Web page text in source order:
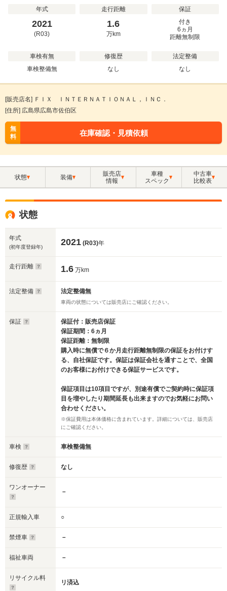
年式
2021
(R03)
走行距離
1.6
万km
保証
付き
6ヵ月
距離無制限
車検有無
車検整備無
修復歴
なし
法定整備
なし
[販売店名] ＦＩＸ ＩＮＴＥＲＮＡＴＩＯＮＡＬ，ＩＮＣ．
[住所] 広島県広島市佐伯区
無
料
在庫確認・見積依頼
状態 装備
販売店
情報
車種
スペック
中古車
比較表
状態
年式
(初年度登録年) 2021 (R03)年
走行距離 1.6 万km
法定整備 法定整備無
車両の状態については販売店にご確認ください。
保証
保証付：販売店保証
保証期間：6ヵ月
保証距離：無制限
購入時に無償で６か月走行距離無制限の保証をお付けす
る、自社保証です。保証は保証会社を通すことで、全国
のお客様にお付けできる保証サービスです。
保証項目は10項目ですが、別途有償でご契約時に保証項
目を増やしたり期間延長も出来ますのでお気軽にお問い
合わせください。
※保証費用は本体価格に含まれています。詳細については、販売店
にご確認ください。
車検 車検整備無
修復歴 なし
ワンオーナー
－
正規輸入車 ○
禁煙車 －
福祉車両 －
リサイクル料
リ済込